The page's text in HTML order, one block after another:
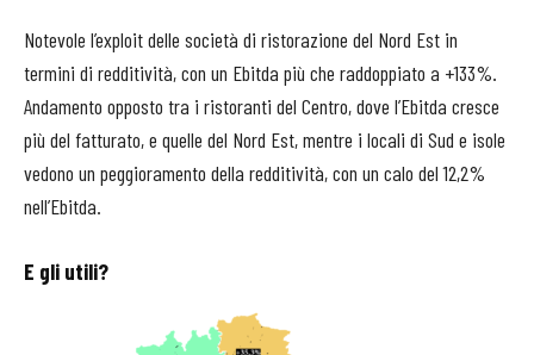
Notevole l’exploit delle società di ristorazione del Nord Est in
termini di redditività, con un Ebitda più che raddoppiato a +133%.
Andamento opposto tra i ristoranti del Centro, dove l’Ebitda cresce
più del fatturato, e quelle del Nord Est, mentre i locali di Sud e isole
vedono un peggioramento della redditività, con un calo del 12,2%
nell’Ebitda.
E gli utili?